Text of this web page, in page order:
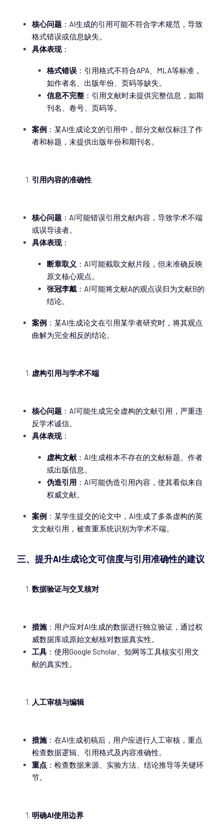
核心问题 ：AI生成的引用可能不符合学术规范，导致
格式错误或信息缺失。
具体表现：
格式错误 ：引用格式不符合APA、MLA等标准，
如作者名、出版年份、页码等缺失。
信息不完整 ：引用文献时未提供完整信息，如期
刊名、卷号、页码等。
案例 ：某AI生成论文的引用中，部分文献仅标注了作
者和标题，未提供出版年份和期刊名。
引用内容的准确性
核心问题 ：AI可能错误引用文献内容，导致学术不端
或误导读者。
具体表现：
断章取义 ：AI可能截取文献片段，但未准确反映
原文核心观点。
张冠李戴 ：AI可能将文献A的观点误归为文献B的
结论。
案例 ：某AI生成论文在引用某学者研究时，将其观点
曲解为完全相反的结论。
虚构引用与学术不端
核心问题 ：AI可能生成完全虚构的文献引用，严重违
反学术诚信。
具体表现：
虚构文献 ：AI生成根本不存在的文献标题、作者
或出版信息。
伪造引用 ：AI可能伪造引用内容，使其看似来自
权威文献。
案例 ：某学生提交的论文中，AI生成了多条虚构的英
文文献引用，被查重系统识别为学术不端。
三、提升AI生成论文可信度与引用准确性的建议
数据验证与交叉核对
措施：用户应对AI生成的数据进行独立验证，通过权
威数据库或原始文献核对数据真实性。
工具 ：使用Google Scholar、知网等工具核实引用文
献的真实性。
人工审核与编辑
措施：在AI生成初稿后，用户应进行人工审核，重点
检查数据逻辑、引用格式及内容准确性。
重点 ：检查数据来源、实验方法、结论推导等关键环
节。
明确AI使用边界